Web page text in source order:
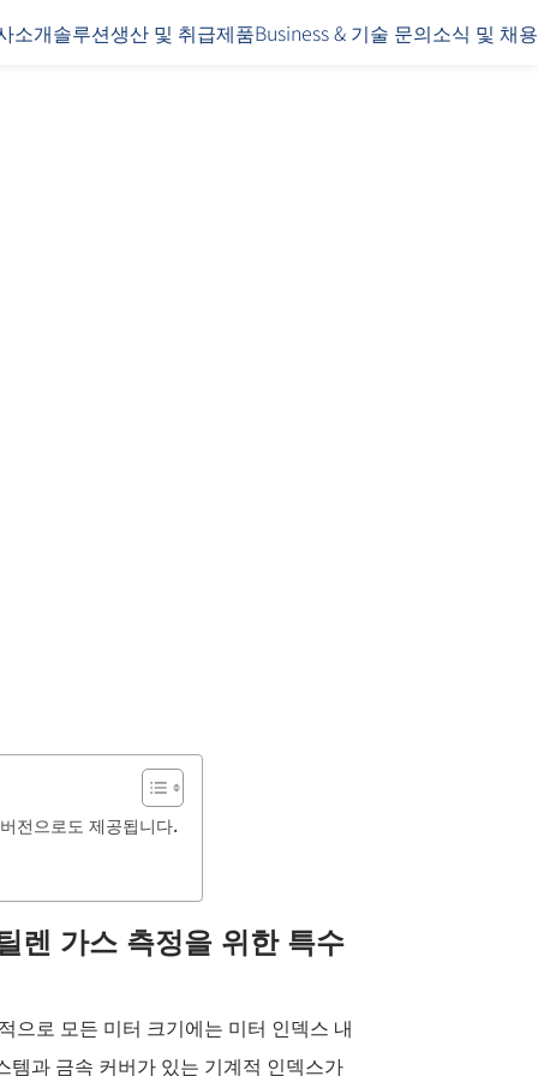
소개솔루션생산 및 취급제품Business & 기술 문의소식 및 채용
전으로도 제공됩니다.
렌 가스 측정을 위한 특수
으로 모든 미터 크기에는 미터 인덱스 내
템과 금속 커버가 있는 기계적 인덱스가